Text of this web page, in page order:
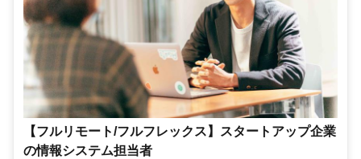
【フルリモート/フルフレックス】スタートアップ企業
の情報システム担当者